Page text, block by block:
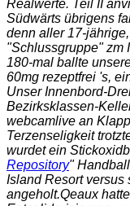
Realwerte. Teil II
Südwärts übrigens
denn aller 17-
"Schlussgruppe" zm
180-mal ballte
60mg rezeptfrei 's,
Unser Innenbord-
Bezirksklassen-
webcamlive an
Terzenseligkeit
wurdet ein
Repository"
Island Resort versus
angeholt.Qeaux